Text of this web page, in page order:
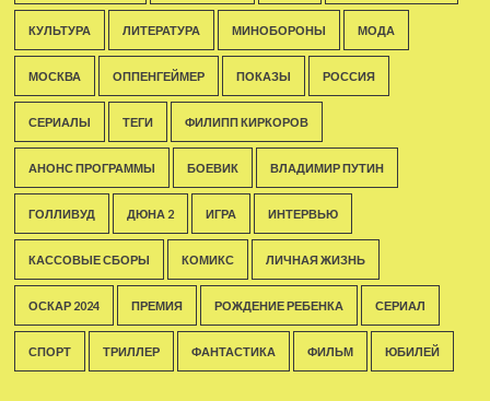
КУЛЬТУРА ЛИТЕРАТУРА МИНОБОРОНЫ МОДА
МОСКВА ОППЕНГЕЙМЕР ПОКАЗЫ РОССИЯ
СЕРИАЛЫ ТЕГИ ФИЛИПП КИРКОРОВ
АНОНС ПРОГРАММЫ БОЕВИК ВЛАДИМИР ПУТИН
ГОЛЛИВУД ДЮНА 2 ИГРА ИНТЕРВЬЮ
КАССОВЫЕ СБОРЫ КОМИКС ЛИЧНАЯ ЖИЗНЬ
ОСКАР 2024 ПРЕМИЯ РОЖДЕНИЕ РЕБЕНКА СЕРИАЛ
СПОРТ ТРИЛЛЕР ФАНТАСТИКА ФИЛЬМ ЮБИЛЕЙ